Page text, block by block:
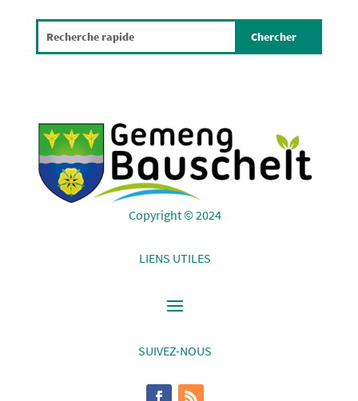
Copyright © 2024
LIENS UTILES
SUIVEZ-NOUS